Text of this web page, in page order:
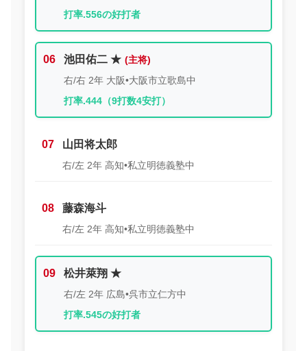
打率.556の好打者
06 池田佑二 ★
右/右 2年 大阪•大阪市立歌島中
打率.444（9打数4安打）
07 山田将太郎
右/左 2年 高知•私立明徳義塾中
08 藤森海斗
右/左 2年 高知•私立明徳義塾中
09 松井萊翔 ★
右/左 2年 広島•呉市立仁方中
打率.545の好打者